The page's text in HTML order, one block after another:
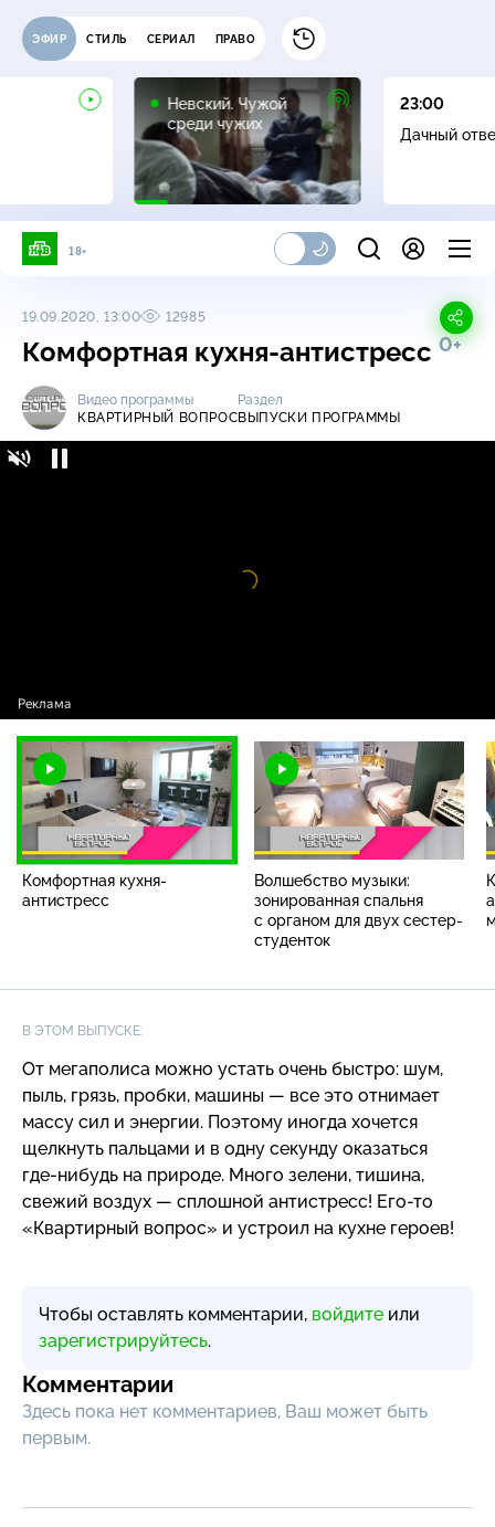
ЭФИР СТИЛЬ СЕРИАЛ ПРАВО
Невский. Чужой
среди чужих
16+
23:00
Дачный
18+
19.09.2020, 13:00 12985
Комфортная кухня-антистресс 0+
Видео программы
КВАРТИРНЫЙ ВОПРОС
Раздел
ВЫПУСКИ ПРОГРАММЫ
Видео
Комфортная кухня-
антистресс
Волшебство музыки:
зонированная спальня
с органом для двух сестер-
студенток
В ЭТОМ ВЫПУСКЕ:
От мегаполиса можно устать очень быстро: шум,
пыль, грязь, пробки, машины — все это отнимает
массу сил и энергии. Поэтому иногда хочется
щелкнуть пальцами и в одну секунду оказаться
где-нибудь на природе. Много зелени, тишина,
свежий воздух — сплошной антистресс! Его-то
«Квартирный вопрос» и устроил на кухне героев!
Чтобы оставлять комментарии, войдите или
зарегистрируйтесь.
Комментарии
Здесь пока нет комментариев, Ваш может быть
первым.